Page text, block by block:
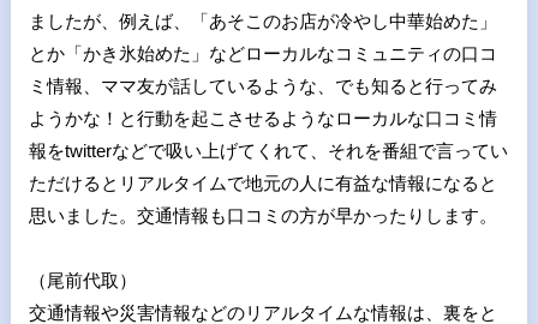
ましたが、例えば、「あそこのお店が冷やし中華始めた」
とか「かき氷始めた」などローカルなコミュニティの口コ
ミ情報、ママ友が話しているような、でも知ると行ってみ
ようかな！と行動を起こさせるようなローカルな口コミ情
報をtwitterなどで吸い上げてくれて、それを番組で言ってい
ただけるとリアルタイムで地元の人に有益な情報になると
思いました。交通情報も口コミの方が早かったりします。
（尾前代取）
交通情報や災害情報などのリアルタイムな情報は、裏をと